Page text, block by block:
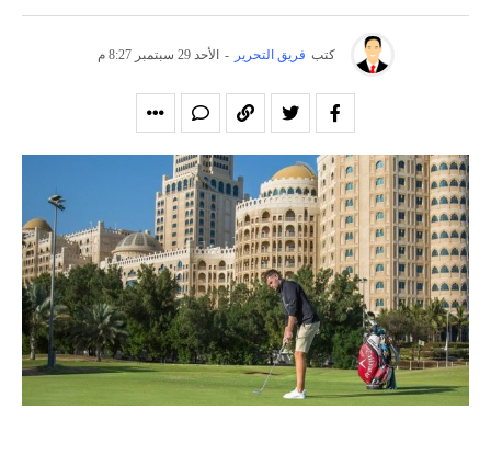
كتب فريق التحرير - الأحد 29 سبتمبر 8:27 م